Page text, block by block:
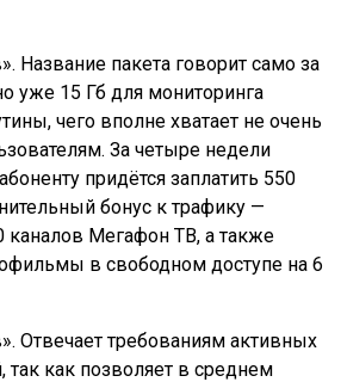
Название пакета говорит само за
уже 15 Гб для мониторинга
чего вполне хватает не очень
За четыре недели
придётся заплатить 550
бонус к трафику —
каналов Мегафон ТВ, а также
в свободном доступе на 6
Отвечает требованиям активных
так как позволяет в среднем